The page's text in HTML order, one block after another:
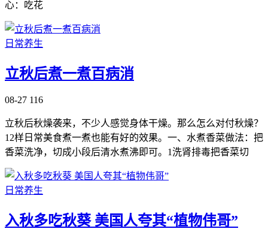
心：吃花
日常养生
立秋后煮一煮百病消
08-27 116
立秋后秋燥袭来，不少人感觉身体干燥。那么怎么对付秋燥？
12样日常美食煮一煮也能有好的效果。一、水煮香菜做法：把
香菜洗净，切成小段后清水煮沸即可。1洗肾排毒把香菜切
日常养生
入秋多吃秋葵 美国人夸其“植物伟哥”